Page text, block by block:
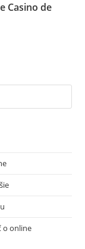
Casino de
o online